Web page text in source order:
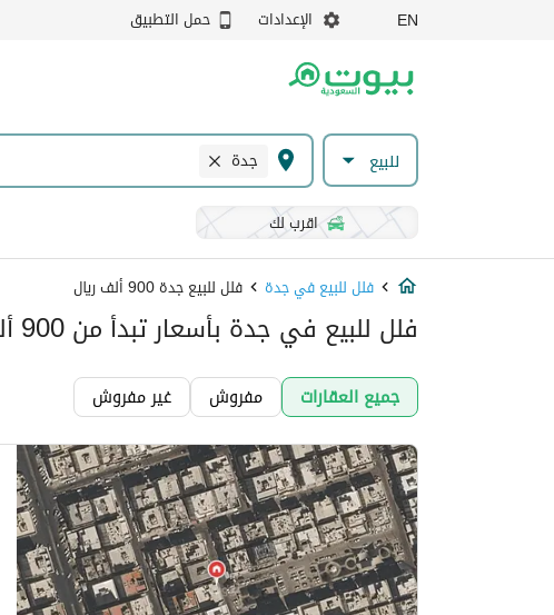
EN الإعدادات حمل التطبيق
للبيع جدة
اقرب لك
فلل للبيع في جدة فلل للبيع جدة 900 ألف ريال
فلل للبيع في جدة بأسعار تبدأ من 900 ألف ريال
جميع العقارات مفروش غير مفروش